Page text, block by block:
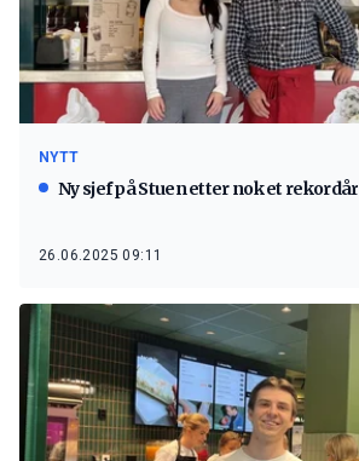
NYTT
Ny sjef på Stuen etter nok et rekordår
26.06.2025 09:11